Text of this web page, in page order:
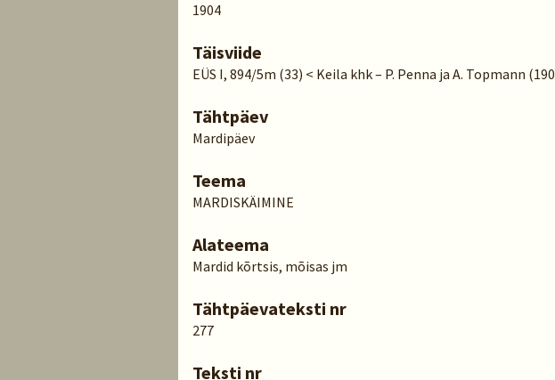
1904
Täisviide
EÜS I, 894/5m (33) < Keila khk – P. Penna ja A. Topmann
Tähtpäev
Mardipäev
Teema
MARDISKÄIMINE
Alateema
Mardid kõrtsis, mõisas jm
Tähtpäevateksti nr
277
Teksti nr